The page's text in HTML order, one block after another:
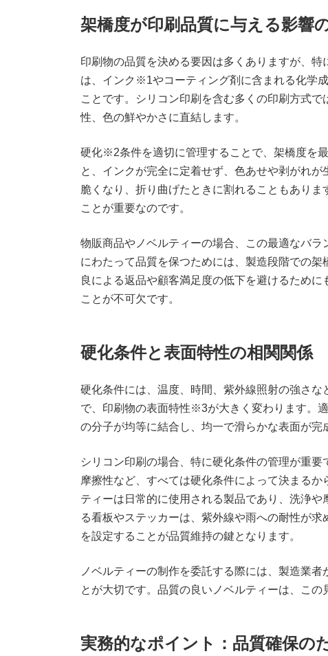
架橋度が印刷品質に与える影響
印刷物の品質を決める要因は多くありますが、
は、インク※1やコーティング剤に含まれる化学
ことです。シリコン印刷を含む多くの印刷方式
性、色の鮮やかさに直結します。
硬化※2条件を適切に管理することで、架橋度を
と、インクが完全に定着せず、色あせや剥がれ
脆くなり、折り曲げたときに割れることもあり
ことが重要なのです。
物販商品やノベルティーの場合、この最適なバ
にわたって品質を保つためには、製造段階での
良による返品や顧客満足度の低下を避けるため
ことが不可欠です。
硬化条件と表面特性の相関関係
硬化条件には、温度、時間、紫外線照射の強さ
で、印刷物の表面特性※3が大きく変わります。
の分子が均等に結合し、均一で滑らかな表面が完
シリコン印刷の場合、特に硬化条件の管理が重
摩擦性など、すべては硬化条件によって決まる
ティーは日常的に使用される製品であり、洗浄
る看板やステッカーは、紫外線や雨への耐性が
を設定することが品質維持の鍵となります。
ノベルティーの制作を委託する際には、製造業
とが大切です。品質の良いノベルティーは、こ
実務的なポイント：品質確保の